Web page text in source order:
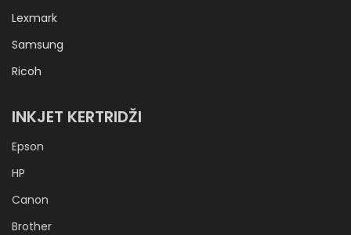
Lexmark
Samsung
Ricoh
INKJET KERTRIDŽI
Epson
HP
Canon
Brother